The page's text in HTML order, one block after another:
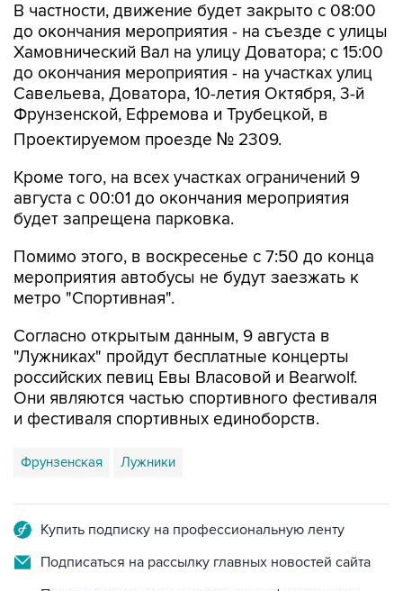
В частности, движение будет закрыто с 08:00
до окончания мероприятия - на съезде с улицы
Хамовнический Вал на улицу Доватора; с 15:00
до окончания мероприятия - на участках улиц
Савельева, Доватора, 10-летия Октября, 3-й
Фрунзенской, Ефремова и Трубецкой, в
Проектируемом проезде № 2309.
Кроме того, на всех участках ограничений 9
августа с 00:01 до окончания мероприятия
будет запрещена парковка.
Помимо этого, в воскресенье с 7:50 до конца
мероприятия автобусы не будут заезжать к
метро "Спортивная".
Согласно открытым данным, 9 августа в
"Лужниках" пройдут бесплатные концерты
российских певиц Евы Власовой и Bearwolf.
Они являются частью спортивного фестиваля
и фестиваля спортивных единоборств.
Фрунзенская Лужники
Купить подписку на профессиональную ленту
Подписаться на рассылку главных новостей сайта